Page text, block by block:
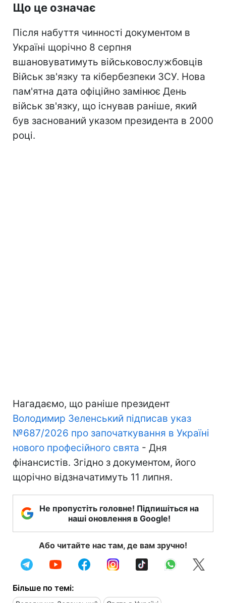
Що це означає
Після набуття чинності документом в
Україні щорічно 8 серпня
вшановуватимуть військовослужбовців
Військ зв'язку та кібербезпеки ЗСУ. Нова
пам'ятна дата офіційно замінює День
військ зв'язку, що існував раніше, який
був заснований указом президента в 2000
році.
Нагадаємо, що раніше президент
Володимир Зеленський підписав указ
№687/2026 про започаткування в Україні
нового професійного свята - Дня
фінансистів. Згідно з документом, його
щорічно відзначатимуть 11 липня.
Не пропустіть головне! Підпишіться на
наші оновлення в Google!
Або читайте нас там, де вам зручно!
Більше по темі: